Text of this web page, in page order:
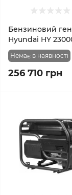
Бензиновий
Hyundai HY
Немає в наявності
256 710 грн